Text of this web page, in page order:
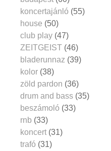
koncertajánló (55)
house (50)
club play (47)
ZEITGEIST (46)
bladerunnaz (39)
kolor (38)
zöld pardon (36)
drum and bass (35)
beszámoló (33)
rnb (33)
koncert (31)
trafó (31)